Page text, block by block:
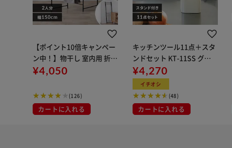
【ポイント10倍キャンペー
ン中！】物干し 室内用 折り
たたみ式 3連 OTM-150R ブ
メ
¥4,050
(126)
カートに入れる
キッチンツール11点＋スタ
ンドセット KT-11SS グレ
ージュ
¥4,270
イチオシ
(48)
カートに入れる